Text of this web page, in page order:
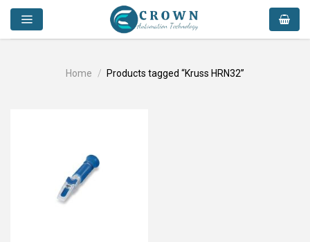
Skip
content
Home / Products tagged “Kruss HRN32”